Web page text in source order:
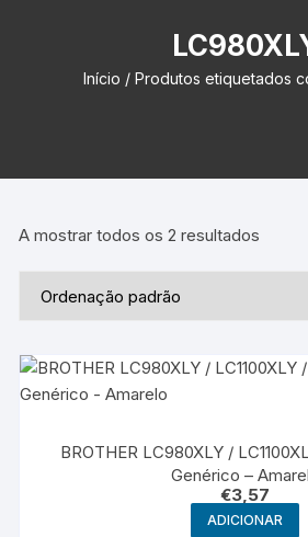
Início / Produtos etiquetados
A mostrar todos os 2 resultados
BROTHER LC980XLY /
Genérico –
€3,57
ADICIONAR